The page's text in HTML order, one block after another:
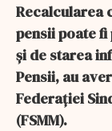
Recalcularea
pensii poate
şi de starea
Pensii, au
Federaţiei
(FSMM).